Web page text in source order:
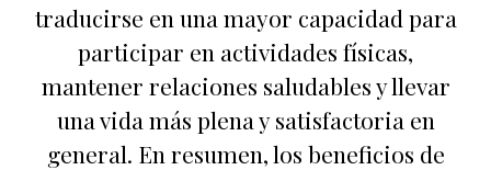
traducirse en una mayor capacidad para
participar en actividades físicas,
mantener relaciones saludables y llevar
una vida más plena y satisfactoria en
general. En resumen, los beneficios de